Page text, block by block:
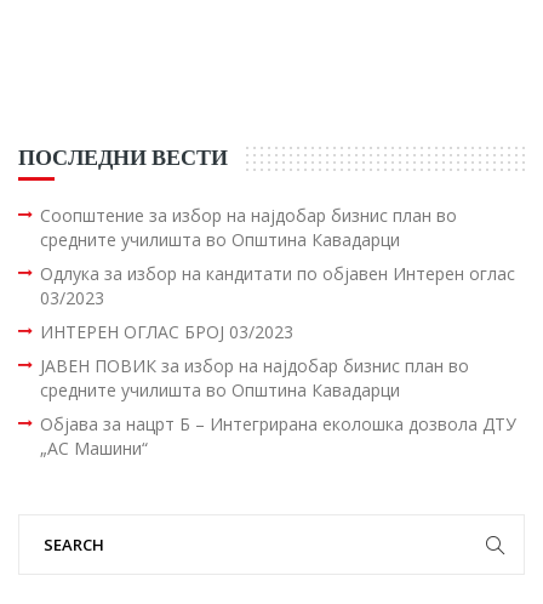
ПОСЛЕДНИ ВЕСТИ
Соопштение за избор на најдобар бизнис план во
средните училишта во Општина Кавадарци
Одлука за избор на кандитати по објавен Интерен оглас
03/2023
ИНТЕРЕН ОГЛАС БРОЈ 03/2023
ЈАВЕН ПОВИК за избор на најдобар бизнис план во
средните училишта во Општина Кавадарци
Објава за нацрт Б – Интегрирана еколошка дозвола ДТУ
„АС Машини“